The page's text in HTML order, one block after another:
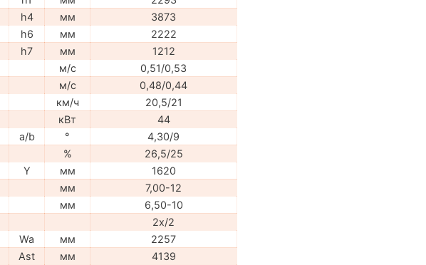
h4 мм
3873
h6 мм
2222
h7 мм
1212
м/с
0,51/0,53
м/с
0,48/0,44
км/ч
20,5/21
кВт
44
a/b °
4,30/9
%
26,5/25
Y мм
1620
мм
7,00-12
мм
6,50-10
2x/2
Wa мм
2257
Ast мм
4139